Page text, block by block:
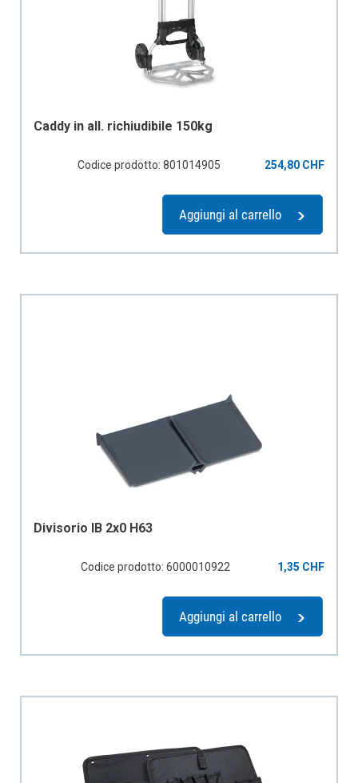
Caddy in all. richiudibile 150kg
Codice prodotto: 801014905 254,80 CHF
Aggiungi al carrello
Divisorio IB 2x0 H63
Codice prodotto: 6000010922 1,35 CHF
Aggiungi al carrello